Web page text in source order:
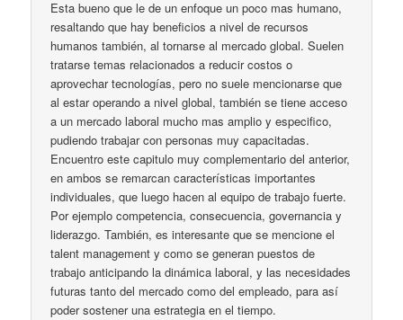
Esta bueno que le de un enfoque un poco mas humano,
resaltando que hay beneficios a nivel de recursos
humanos también, al tornarse al mercado global. Suelen
tratarse temas relacionados a reducir costos o
aprovechar tecnologías, pero no suele mencionarse que
al estar operando a nivel global, también se tiene acceso
a un mercado laboral mucho mas amplio y especifico,
pudiendo trabajar con personas muy capacitadas.
Encuentro este capitulo muy complementario del anterior,
en ambos se remarcan características importantes
individuales, que luego hacen al equipo de trabajo fuerte.
Por ejemplo competencia, consecuencia, governancia y
liderazgo. También, es interesante que se mencione el
talent management y como se generan puestos de
trabajo anticipando la dinámica laboral, y las necesidades
futuras tanto del mercado como del empleado, para así
poder sostener una estrategia en el tiempo.